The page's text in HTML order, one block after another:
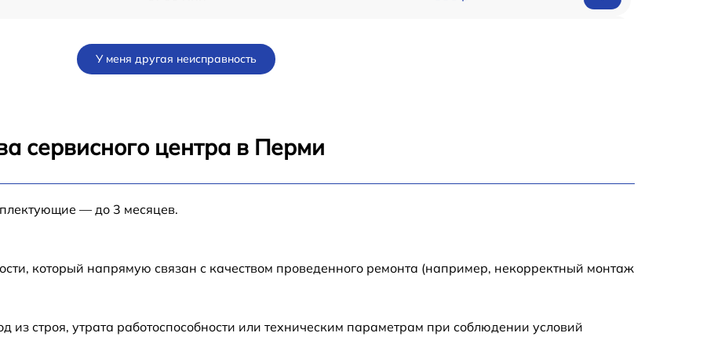
от 30 мин
У меня другая неисправность
сервисного центра в Перми
— до 3 месяцев.
который напрямую связан с качеством проведенного ремонта (например, некорректный монтаж
строя, утрата работоспособности или техническим параметрам при соблюдении условий